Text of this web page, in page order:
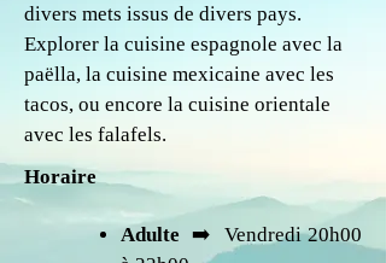
divers mets issus de divers pays.
Explorer la cuisine espagnole avec la
paëlla, la cuisine mexicaine avec les
tacos, ou encore la cuisine orientale
avec les falafels.
Horaire
Adulte ➡️ Vendredi 20h00